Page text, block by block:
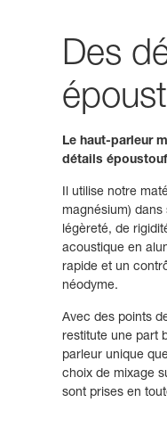
Des
Le haut-parleur
détails
Il utilise notre
magnésium)
légèreté, de
acoustique en
rapide et un
néodyme.
Avec des points
restitute une part
parleur unique
choix de mixage
sont prises en